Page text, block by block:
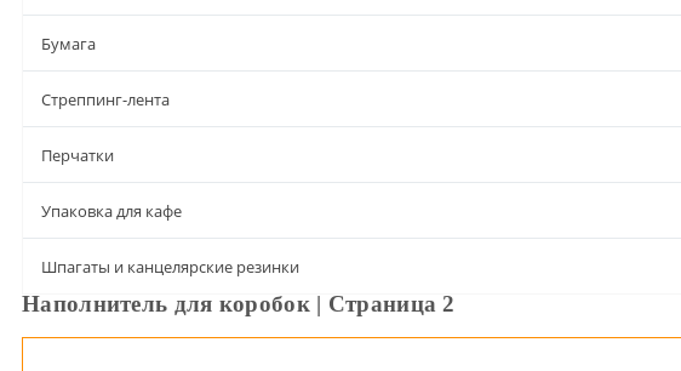
Бумага
Стреппинг-лента
Перчатки
Упаковка для кафе
Шпагаты и канцелярские резинки
Наполнитель для коробок | Страница 2